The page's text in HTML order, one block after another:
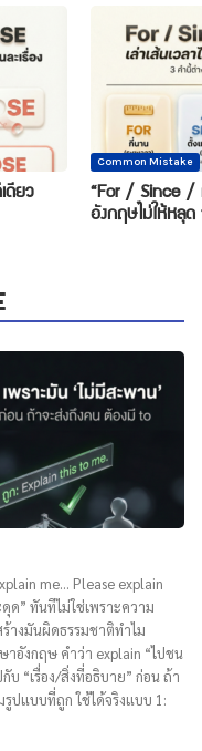
ดียว
Common Mistake
“For / Since /
อังกฤษไม่ให้หลุ
me… Please explain
ด” ทันทีไม่ใช่เพราะความ
ร้างมันผิดธรรมชาติทำไม
าอังกฤษ คำว่า explain “ไปชน
บ “เรื่อง/สิ่งที่อธิบาย” ก่อน ถ้า
ปแบบที่ถูก ใช้ได้จริงแบบ 1: